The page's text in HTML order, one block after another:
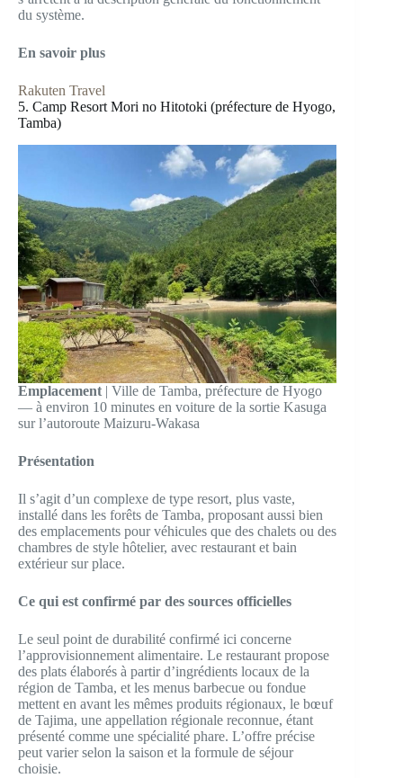
du système.
En savoir plus
Rakuten Travel
5. Camp Resort Mori no Hitotoki (préfecture de Hyogo,
Tamba)
Emplacement| Ville de Tamba, préfecture de Hyogo
— à environ 10 minutes en voiture de la sortie Kasuga
sur l’autoroute Maizuru-Wakasa
Présentation
Il s’agit d’un complexe de type resort, plus vaste,
installé dans les forêts de Tamba, proposant aussi bien
des emplacements pour véhicules que des chalets ou des
chambres de style hôtelier, avec restaurant et bain
extérieur sur place.
Ce qui est confirmé par des sources officielles
Le seul point de durabilité confirmé ici concerne
l’approvisionnement alimentaire. Le restaurant propose
des plats élaborés à partir d’ingrédients locaux de la
région de Tamba, et les menus barbecue ou fondue
mettent en avant les mêmes produits régionaux, le bœuf
de Tajima, une appellation régionale reconnue, étant
présenté comme une spécialité phare. L’offre précise
peut varier selon la saison et la formule de séjour
choisie.